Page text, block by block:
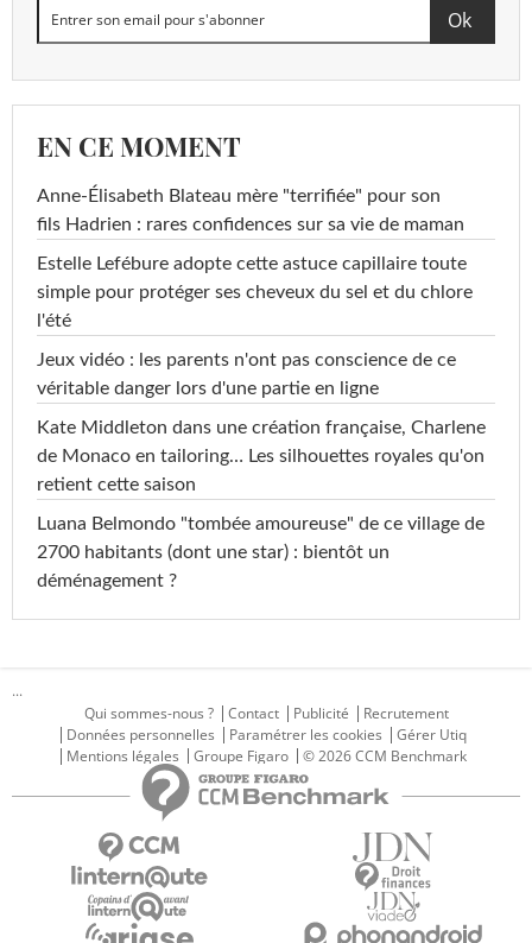
EN CE MOMENT
Anne-Élisabeth Blateau mère "terrifiée" pour son
fils Hadrien : rares confidences sur sa vie de maman
Estelle Lefébure adopte cette astuce capillaire toute
simple pour protéger ses cheveux du sel et du chlore
l'été
Jeux vidéo : les parents n'ont pas conscience de ce
véritable danger lors d'une partie en ligne
Kate Middleton dans une création française, Charlene
de Monaco en tailoring… Les silhouettes royales qu'on
retient cette saison
Luana Belmondo "tombée amoureuse" de ce village de
2700 habitants (dont une star) : bientôt un
déménagement ?
...
Qui sommes-nous ?
Contact Publicité
Recrutement
Données personnelles
Paramétrer les cookies
Gérer Utiq
Mentions légales
Groupe Figaro © 2026 CCM Benchmark